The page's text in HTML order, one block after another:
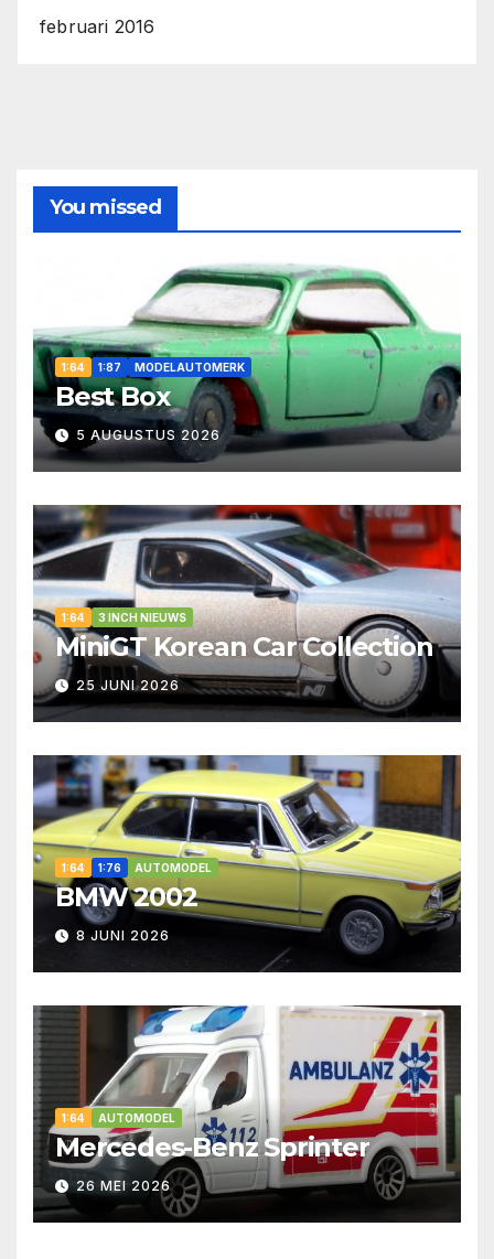
februari 2016
You missed
1:64 1:87 MODELAUTOMERK
Best Box
5 AUGUSTUS 2026
1:64 3 INCH NIEUWS
MiniGT Korean Car Collection
25 JUNI 2026
1:64 1:76 AUTOMODEL
BMW 2002
8 JUNI 2026
1:64 AUTOMODEL
Mercedes-Benz Sprinter
26 MEI 2026